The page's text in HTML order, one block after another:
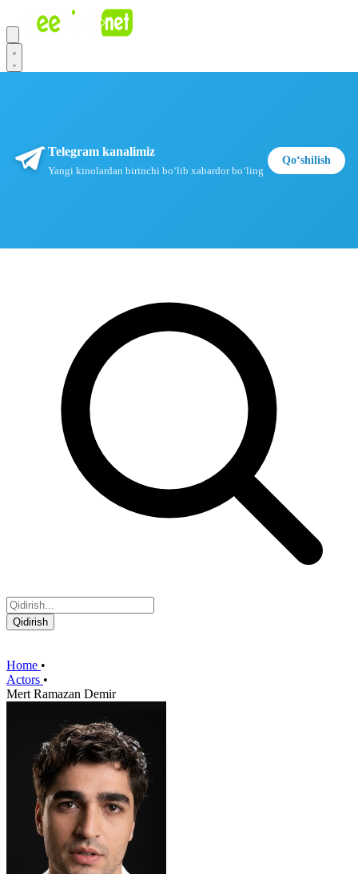
Qidirish
Home •
Actors •
Mert Ramazan Demir
Telegram kanalimiz
Yangi kinolardan birinchi boʻlib xabardor boʻling
Qoʻshilish